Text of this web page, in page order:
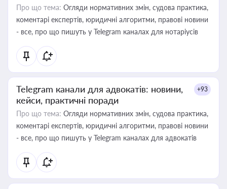
Про що тема: Огляди нормативних змін, судова практика,
коментарі експертів, юридичні алгоритми, правові новини
- все, про що пишуть у Telegram каналах для нотаріусів
Telegram канали для адвокатів: новини,
кейси, практичні поради
+93
Про що тема: Огляди нормативних змін, судова практика,
коментарі експертів, юридичні алгоритми, правові новини
- все, про що пишуть у Telegram каналах для адвокатів